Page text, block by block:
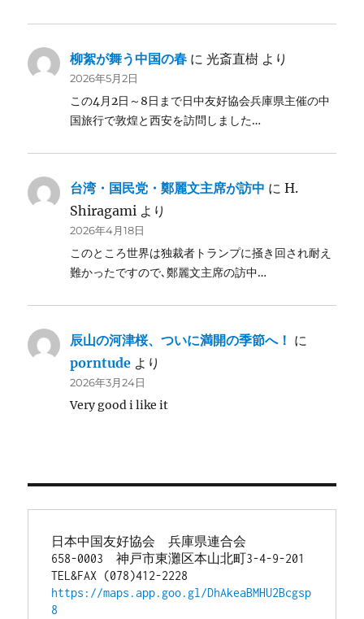
柳絮が舞う中国の春 に光斎直樹 より
2026年5月2日
この4月2日～8日まで日中友好協会兵庫県主催の中
国旅行で敦煌と西安を訪問しました…
台湾・国民党・鄭麗文主席が訪中 にH.
Shiragami より
2026年4月18日
このところ世界は独裁者トランプに掻き回され耐え
難かったですので､鄭麗文主席の訪中…
辰山の河津桜、ついに満開の季節へ！ に
porntude より
2026年3月24日
Very good i like it
日本中国友好協会　兵庫県連合会
658-0003　神戸市東灘区本山北町3-4-9-201
TEL&FAX (078)412-2228
https://maps.app.goo.gl/DhAkeaBMHU2Bcgsp
8